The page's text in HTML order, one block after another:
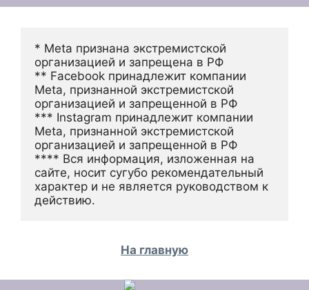
* Meta признана экстремистской
организацией и запрещена в РФ
** Facebook принадлежит компании
Meta, признанной экстремистской
организацией и запрещенной в РФ
*** Instagram принадлежит компании
Meta, признанной экстремистской
организацией и запрещенной в РФ
**** Вся информация, изложенная на
сайте, носит сугубо рекомендательный
характер и не является руководством к
действию.
На главную